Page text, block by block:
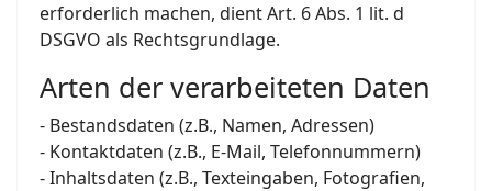
erforderlich machen, dient Art. 6 Abs. 1 lit. d
DSGVO als Rechtsgrundlage.
Arten der verarbeiteten Daten
- Bestandsdaten (z.B., Namen, Adressen)
- Kontaktdaten (z.B., E-Mail, Telefonnummern)
- Inhaltsdaten (z.B., Texteingaben, Fotografien,